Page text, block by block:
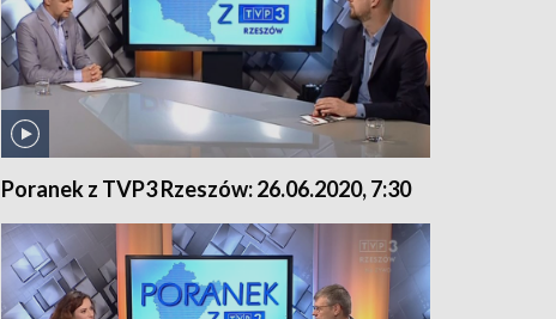
Poranek z TVP3 Rzeszów: 26.06.2020, 7:30